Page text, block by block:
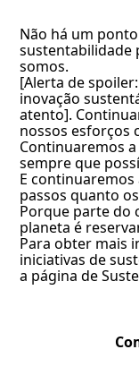
Não há um
sustentabilidade
somos.
[Alerta de
inovação
atento].
nossos esforços
Continuaremos
sempre que
E
passos quanto
Porque parte do
planeta é
Para obter mais
iniciativas de
a página de